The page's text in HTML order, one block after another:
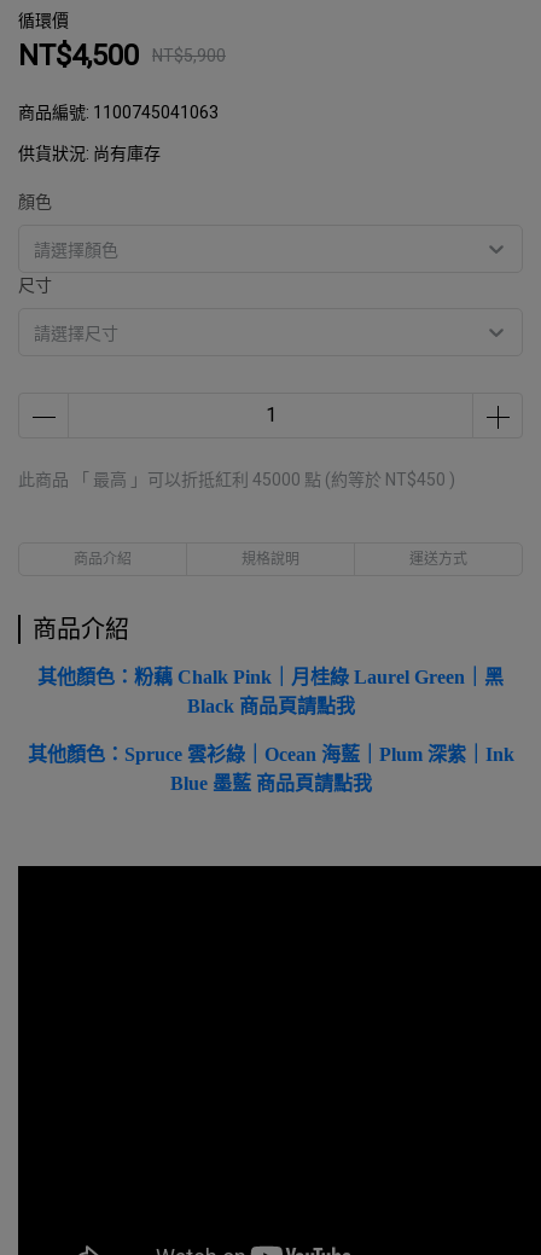
循環價
NT$4,500 NT$5,900
商品編號: 1100745041063
供貨狀況: 尚有庫存
顏色
尺寸
此商品 「 最高 」可以折抵紅利 45000 點 (約等於 NT$450 )
商品介紹 規格說明 運送方式
商品介紹
其他顏色：粉藕 Chalk Pink｜月桂綠 Laurel Green｜黑
Black 商品頁請點我
其他顏色：Spruce 雲衫綠｜Ocean 海藍｜Plum 深紫｜Ink
Blue 墨藍 商品頁請點我